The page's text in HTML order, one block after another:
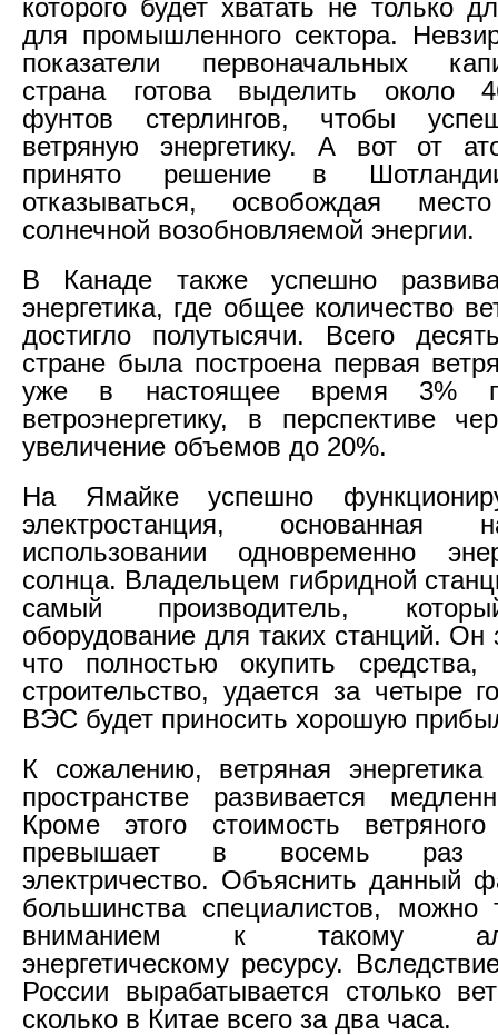
которого будет хватать не только
для промышленного сектора.
показатели первоначальных
страна готова выделить около
фунтов стерлингов, чтобы
ветряную энергетику. А вот от
принято решение в
отказываться, освобождая
солнечной возобновляемой энергии.
В Канаде также успешно
энергетика, где общее количество
достигло полутысячи. Всего
стране была построена первая
уже в настоящее время 3%
ветроэнергетику, в перспективе
увеличение объемов до 20%.
На Ямайке успешно
электростанция, основанная
использовании одновременно
солнца. Владельцем гибридной
самый производитель,
оборудование для таких станций. Он
что полностью окупить
строительство, удается за четыре
ВЭС будет приносить хорошую
К сожалению, ветряная
пространстве развивается
Кроме этого стоимость ветряного
превышает в восемь раз
электричество. Объяснить данный
большинства специалистов, можно
вниманием к такому
энергетическому ресурсу.
России вырабатывается столько
сколько в Китае всего за два часа.